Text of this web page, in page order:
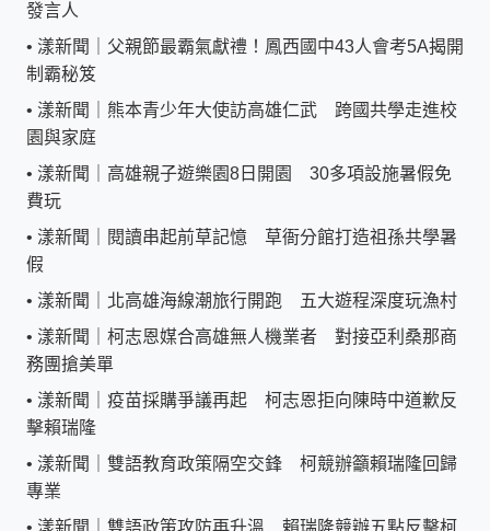
發言人
• 漾新聞｜父親節最霸氣獻禮！鳳西國中43人會考5A揭開
制霸秘笈
• 漾新聞｜熊本青少年大使訪高雄仁武 跨國共學走進校
園與家庭
• 漾新聞｜高雄親子遊樂園8日開園 30多項設施暑假免
費玩
• 漾新聞｜閱讀串起前草記憶 草衙分館打造祖孫共學暑
假
• 漾新聞｜北高雄海線潮旅行開跑 五大遊程深度玩漁村
• 漾新聞｜柯志恩媒合高雄無人機業者 對接亞利桑那商
務團搶美單
• 漾新聞｜疫苗採購爭議再起 柯志恩拒向陳時中道歉反
擊賴瑞隆
• 漾新聞｜雙語教育政策隔空交鋒 柯競辦籲賴瑞隆回歸
專業